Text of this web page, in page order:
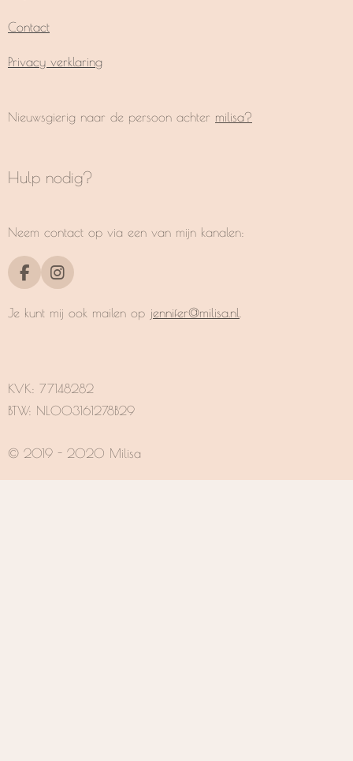
Contact
Privacy verklaring
Nieuwsgierig naar de persoon achter milisa?
Hulp nodig?
Neem contact op via een van mijn kanalen:
F
a
c
k
I
n
s
a
Je kunt mij ook mailen op jennifer@milisa.nl
KVK: 77148282
BTW: NL003161278B29
© 2019 - 2020 Milisa